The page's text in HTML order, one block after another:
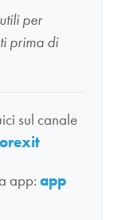
per
prima di
sul canale
app: app